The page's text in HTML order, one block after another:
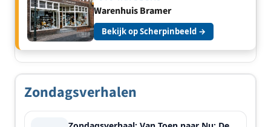
Warenhuis Bramer
Bekijk op Scherpinbeeld →
Zondagsverhalen